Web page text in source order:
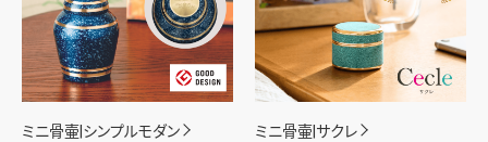
ミニ骨壷|シンプルモダン ミニ骨壷|サクレ